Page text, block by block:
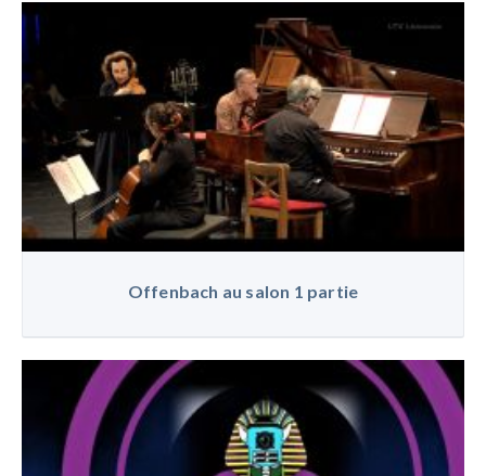
Offenbach au salon 1 partie